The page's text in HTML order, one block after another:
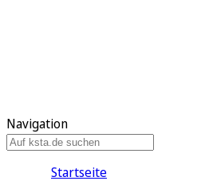
Navigation
Startseite